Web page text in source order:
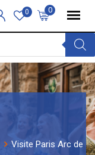
0
0
Visite Paris Arc de